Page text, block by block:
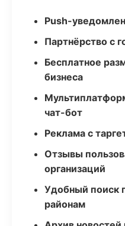
Push-
Партнёрство с
Бесплатное
бизнеса
чат-бот
Реклама с
Отзывы
организаций
Удобный поиск
районам